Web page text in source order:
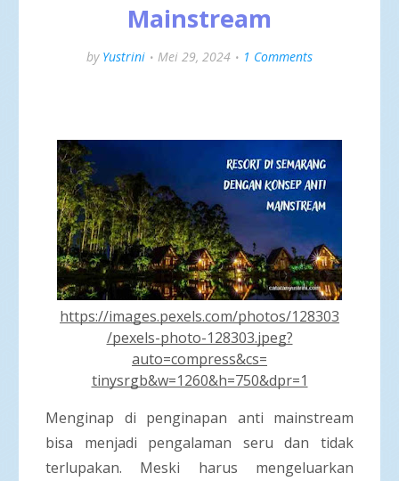
Mainstream
by Yustrini Mei 29, 2024 1 Comments
https://images.pexels.com/photos/128303
/pexels-photo-128303.jpeg?
auto=compress&cs=
tinysrgb&w=1260&h=750&dpr=1
Menginap di penginapan anti mainstream
bisa menjadi pengalaman seru dan tidak
terlupakan. Meski harus mengeluarkan